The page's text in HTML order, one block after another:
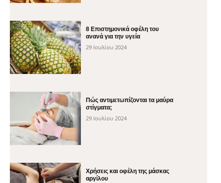
8 Επιστημονικά οφέλη του
ανανά για την υγεία
29 Ιουλίου 2024
Πώς αντιμετωπίζονται τα μαύρα
στίγματα;
29 Ιουλίου 2024
Χρήσεις και οφέλη της μάσκας
αργίλου